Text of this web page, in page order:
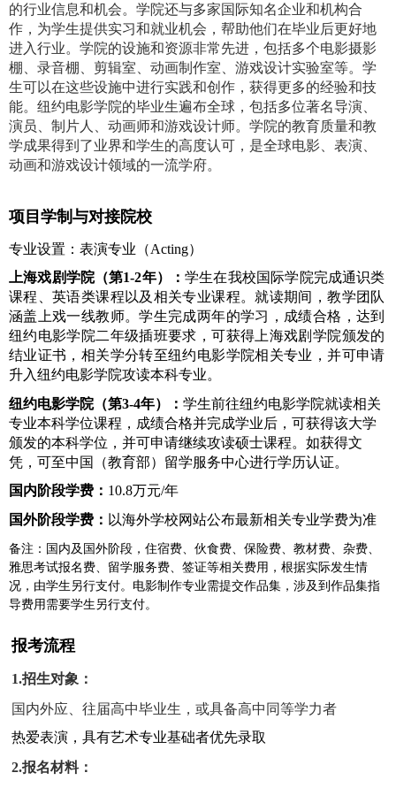
的行业信息和机会。学院还与多家国际知名企业和机构合
作，为学生提供实习和就业机会，帮助他们在毕业后更好地
进入行业。学院的设施和资源非常先进，包括多个电影摄影
棚、录音棚、剪辑室、动画制作室、游戏设计实验室等。学
生可以在这些设施中进行实践和创作，获得更多的经验和技
能。纽约电影学院的毕业生遍布全球，包括多位著名导演、
演员、制片人、动画师和游戏设计师。学院的教育质量和教
学成果得到了业界和学生的高度认可，是全球电影、表演、
动画和游戏设计领域的一流学府。
项目学制与对接院校
专业设置：表演专业（Acting）
上海戏剧学院（第1-2年）：学生在我校国际学院完成通识类
课程、英语类课程以及相关专业课程。就读期间，教学团队
涵盖上戏一线教师。学生完成两年的学习，成绩合格，达到
纽约电影学院二年级插班要求，可获得上海戏剧学院颁发的
结业证书，相关学分转至纽约电影学院相关专业，并可申请
升入纽约电影学院攻读本科专业。
纽约电影学院（第3-4年）： 学生前往纽约电影学院就读相关
专业本科学位课程，成绩合格并完成学业后，可获得该大学
颁发的本科学位，并可申请继续攻读硕士课程。如获得文
凭，可至中国（教育部）留学服务中心进行学历认证。
国内阶段学费： 10.8万元/年
国外阶段学费： 以海外学校网站公布最新相关专业学费为准
备注：国内及国外阶段，住宿费、伙食费、保险费、教材费、杂费、
雅思考试报名费、留学服务费、签证等相关费用，根据实际发生情
况，由学生另行支付。电影制作专业需提交作品集，涉及到作品集指
导费用需要学生另行支付。
报考流程
1.招生对象：
国内外应、往届高中毕业生，或具备高中同等学力者
热爱表演，具有艺术专业基础者优先录取
2.报名材料：